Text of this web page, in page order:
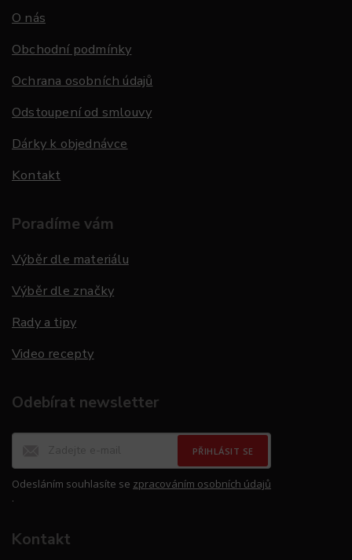
O nás
Obchodní podmínky
Ochrana osobních údajů
Odstoupení od smlouvy
Dárky k objednávce
Kontakt
Poradíme vám
Výběr dle materiálu
Výběr dle značky
Rady a tipy
Video recepty
Odebírat newsletter
PŘIHLÁSIT SE
Odesláním souhlasíte se zpracováním osobních údajů
.
Kontakt